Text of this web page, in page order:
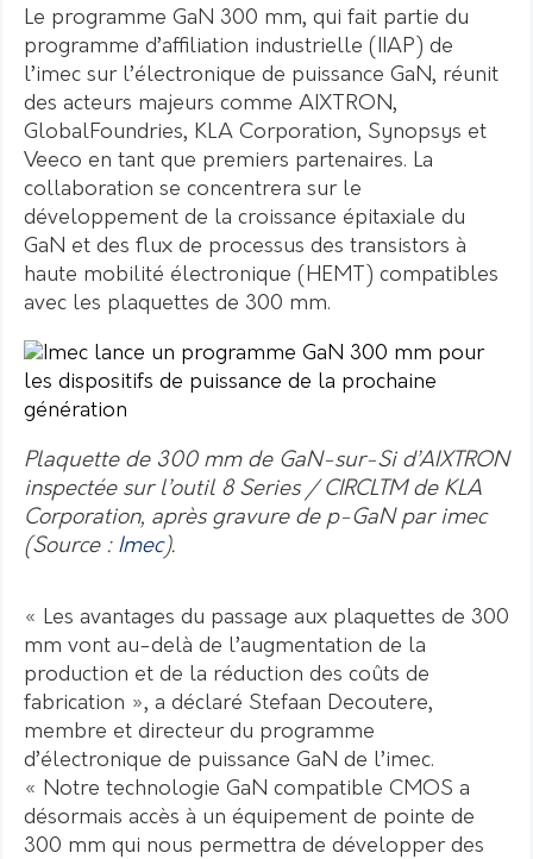
Le programme GaN 300 mm, qui fait partie du
programme d’affiliation industrielle (IIAP) de
l’imec sur l’électronique de puissance GaN, réunit
des acteurs majeurs comme AIXTRON,
GlobalFoundries, KLA Corporation, Synopsys et
Veeco en tant que premiers partenaires. La
collaboration se concentrera sur le
développement de la croissance épitaxiale du
GaN et des flux de processus des transistors à
haute mobilité électronique (HEMT) compatibles
avec les plaquettes de 300 mm.
Plaquette de 300 mm de GaN-sur-Si d’AIXTRON
inspectée sur l’outil 8 Series / CIRCLTM de KLA
Corporation, après gravure de p-GaN par imec
(Source : Imec).
« Les avantages du passage aux plaquettes de 300
mm vont au-delà de l’augmentation de la
production et de la réduction des coûts de
fabrication », a déclaré Stefaan Decoutere,
membre et directeur du programme
d’électronique de puissance GaN de l’imec.
« Notre technologie GaN compatible CMOS a
désormais accès à un équipement de pointe de
300 mm qui nous permettra de développer des